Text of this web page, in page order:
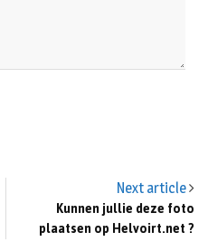
Next article
Kunnen jullie deze foto
plaatsen op Helvoirt.net ?